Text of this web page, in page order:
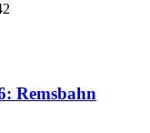
Remsbahn